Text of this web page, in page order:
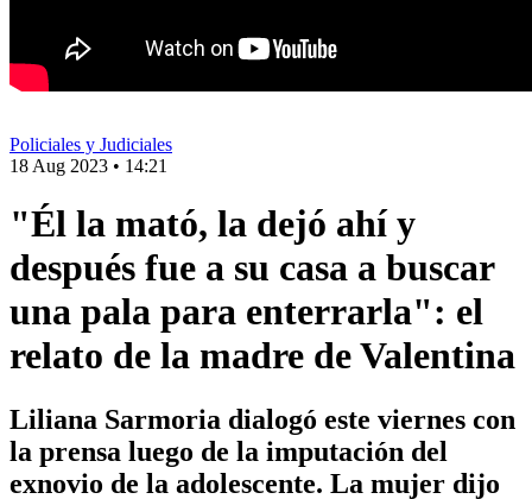
Policiales y Judiciales
18 Aug 2023 • 14:21
"Él la mató, la dejó ahí y
después fue a su casa a buscar
una pala para enterrarla": el
relato de la madre de Valentina
Liliana Sarmoria dialogó este viernes con
la prensa luego de la imputación del
exnovio de la adolescente. La mujer dijo